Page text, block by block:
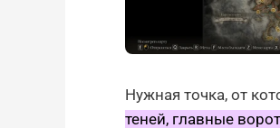
Нужная точка, от
теней, главные